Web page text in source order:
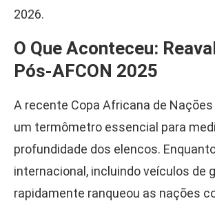
2026.
O Que Aconteceu:
Pós-AFCON 2025
A recente Copa Africana de
um termômetro essencial para
profundidade dos elencos.
internacional, incluindo veículos de
rapidamente ranqueou as nações